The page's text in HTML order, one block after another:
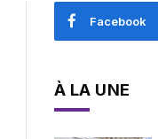
Facebook
À LA UNE